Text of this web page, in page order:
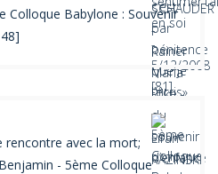
Colloque Babylone : Souvenir
rencontre avec la mort;
- 5ème Colloque